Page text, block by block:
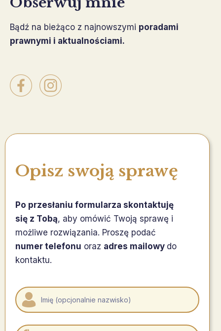
Bądź na bieżąco z najnowszymi poradami
prawnymi i aktualnościami.
Opisz swoją sprawę
Po przesłaniu formularza skontaktuję
się z Tobą, aby omówić Twoją sprawę i
możliwe rozwiązania. Proszę podać
numer telefonu oraz adres mailowy do
kontaktu.